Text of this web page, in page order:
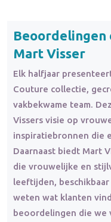
Beoordelingen
Mart Visser
Elk halfjaar
Couture collectie,
vakbekwame team.
Vissers visie op
inspiratiebronnen die
Daarnaast biedt Mart
die vrouwelijke en
leeftijden,
weten wat klanten
beoordelingen die we